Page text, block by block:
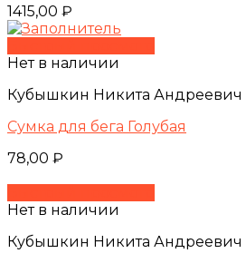
1415,00 ₽
Нет в наличии
Кубышкин Никита Андреевич
Сумка для бега Голубая
78,00 ₽
Нет в наличии
Кубышкин Никита Андреевич